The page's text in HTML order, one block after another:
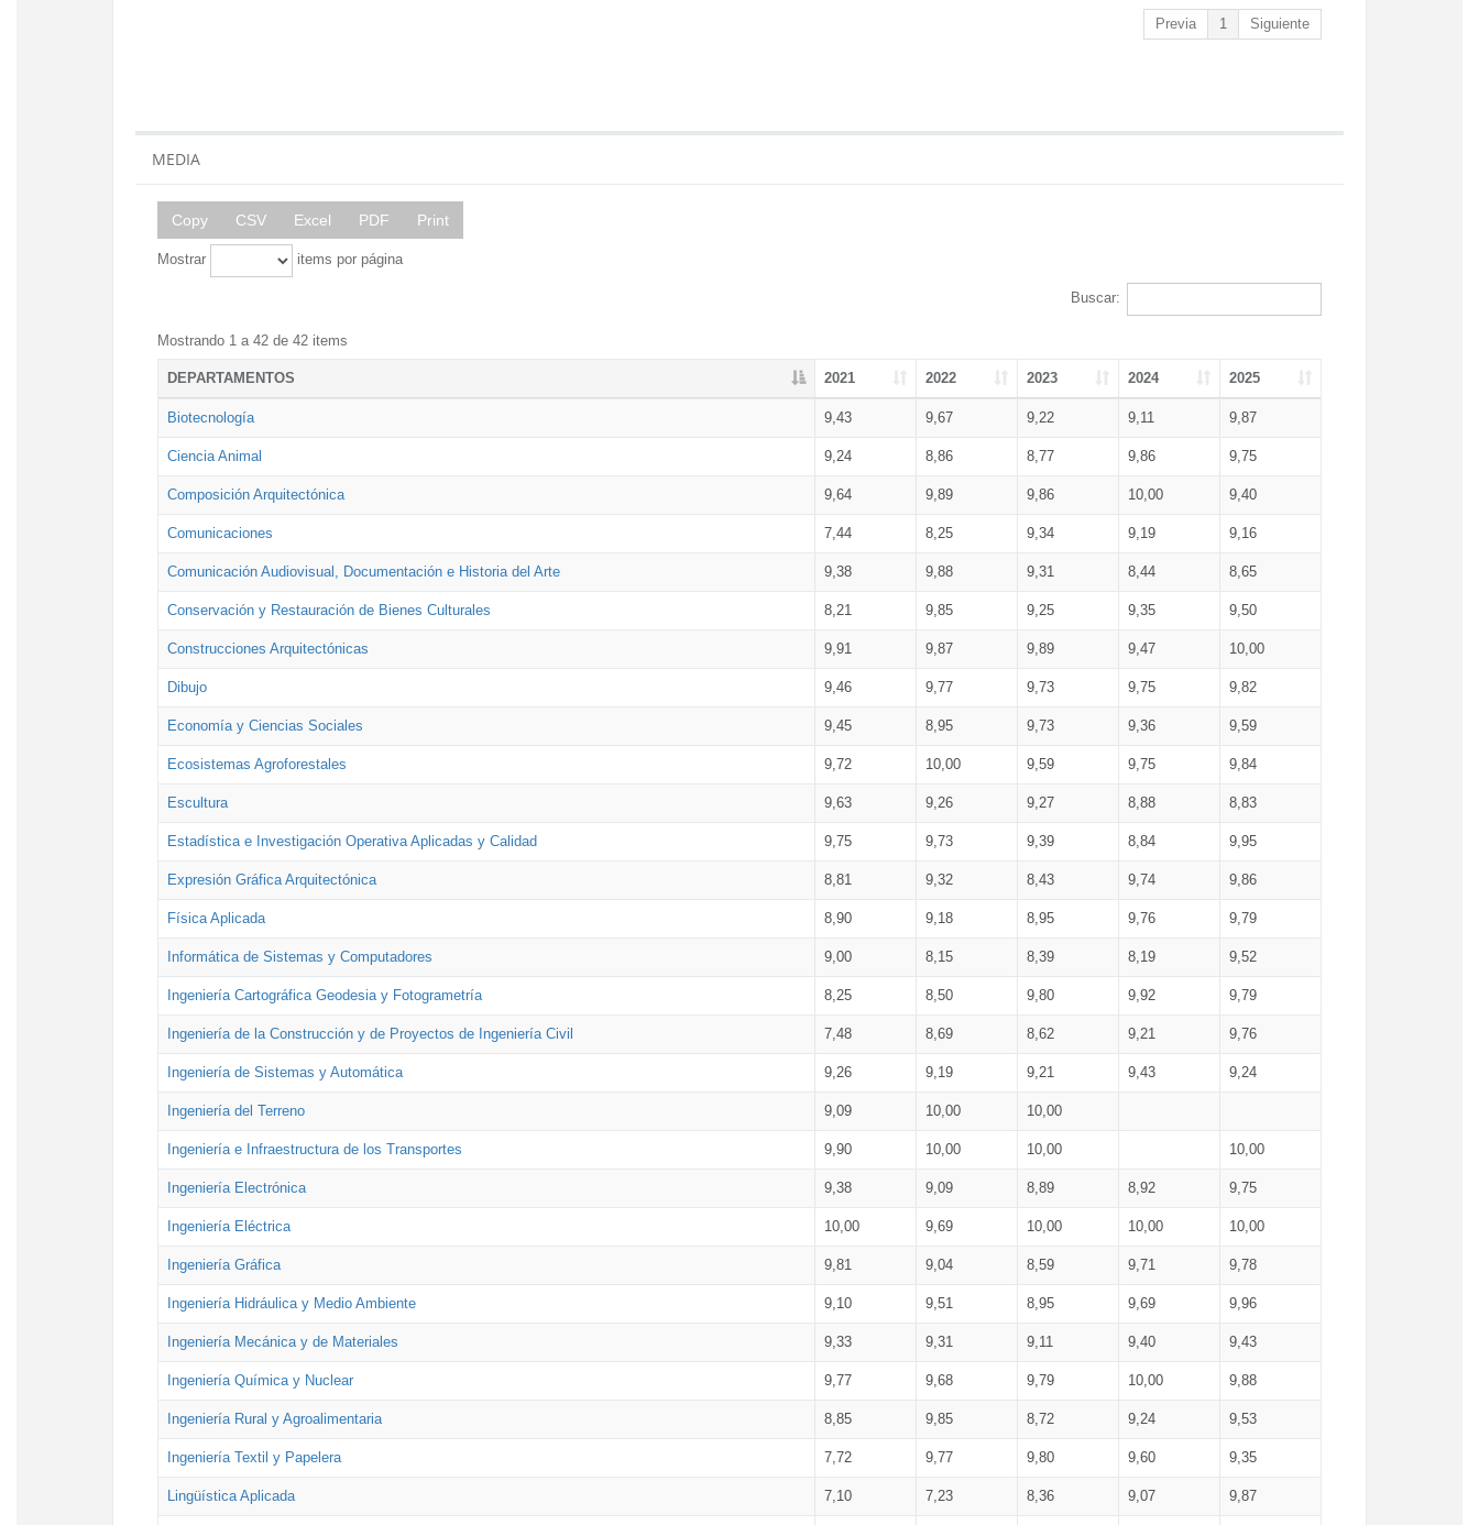
Previa 1 Siguiente
MEDIA
Copy CSV Excel PDF Print
Mostrar items por página
Buscar:
Mostrando 1 a 42 de 42 items
DEPARTAMENTOS 2021 2022 2023 2024 2025
Biotecnología 9,43 9,67 9,22 9,11 9,87
Ciencia Animal 9,24 8,86 8,77 9,86 9,75
Composición Arquitectónica 9,64 9,89 9,86 10,00 9,40
Comunicaciones 7,44 8,25 9,34 9,19 9,16
Comunicación Audiovisual, Documentación e Historia del Arte 9,38 9,88 9,31 8,44 8,65
Conservación y Restauración de Bienes Culturales 8,21 9,85 9,25 9,35 9,50
Construcciones Arquitectónicas 9,91 9,87 9,89 9,47 10,00
Dibujo 9,46 9,77 9,73 9,75 9,82
Economía y Ciencias Sociales 9,45 8,95 9,73 9,36 9,59
Ecosistemas Agroforestales 9,72 10,00 9,59 9,75 9,84
Escultura 9,63 9,26 9,27 8,88 8,83
Estadística e Investigación Operativa Aplicadas y Calidad 9,75 9,73 9,39 8,84 9,95
Expresión Gráfica Arquitectónica 8,81 9,32 8,43 9,74 9,86
Física Aplicada 8,90 9,18 8,95 9,76 9,79
Informática de Sistemas y Computadores 9,00 8,15 8,39 8,19 9,52
Ingeniería Cartográfica Geodesia y Fotogrametría 8,25 8,50 9,80 9,92 9,79
Ingeniería de la Construcción y de Proyectos de Ingeniería Civil 7,48 8,69 8,62 9,21 9,76
Ingeniería de Sistemas y Automática 9,26 9,19 9,21 9,43 9,24
Ingeniería del Terreno 9,09 10,00 10,00
Ingeniería e Infraestructura de los Transportes 9,90 10,00 10,00 10,00
Ingeniería Electrónica 9,38 9,09 8,89 8,92 9,75
Ingeniería Eléctrica 10,00 9,69 10,00 10,00 10,00
Ingeniería Gráfica 9,81 9,04 8,59 9,71 9,78
Ingeniería Hidráulica y Medio Ambiente 9,10 9,51 8,95 9,69 9,96
Ingeniería Mecánica y de Materiales 9,33 9,31 9,11 9,40 9,43
Ingeniería Química y Nuclear 9,77 9,68 9,79 10,00 9,88
Ingeniería Rural y Agroalimentaria 8,85 9,85 8,72 9,24 9,53
Ingeniería Textil y Papelera 7,72 9,77 9,80 9,60 9,35
Lingüística Aplicada 7,10 7,23 8,36 9,07 9,87